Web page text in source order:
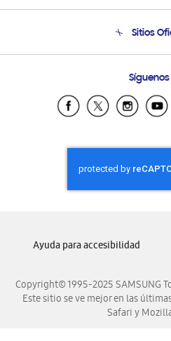
Condiciones
Soporte
Sitios
Samsung
Samsung El
Samsung
Samsung
Samsung
Samsung
Síguenos
Copyright© 1995-2025 SAMSUNG
Este sitio se ve mejor en las
Safari y
Ayuda para accesibilidad